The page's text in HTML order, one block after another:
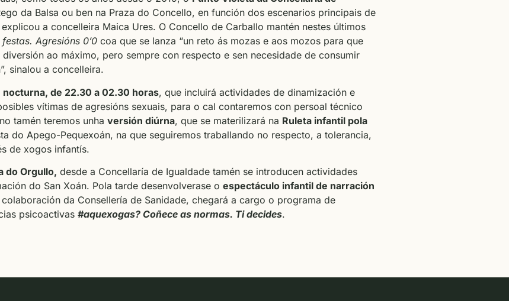
da Balsa ou ben na Praza do Concello, en función dos escenarios principais de
a concelleira Maica Ures. O Concello de Carballo mantén nestes últimos
Agresións 0’0 coa que se lanza “un reto ás mozas e aos mozos para que
ao máximo, pero sempre con respecto e sen necesidade de consumir
sinalou a concelleira.
de 22.30 a 02.30 horas, que incluirá actividades de dinamización e
vítimas de agresións sexuais, para o cal contaremos con persoal técnico
tamén teremos unha versión diúrna, que se materilizará na Ruleta infantil pola
do Apego-Pequexoán, na que seguiremos traballando no respecto, a tolerancia,
de xogos infantís.
do Orgullo, desde a Concellaría de Igualdade tamén se introducen actividades
do San Xoán. Pola tarde desenvolverase o espectáculo infantil de narración
da Consellería de Sanidade, chegará a cargo o programa de
psicoactivas #aquexogas? Coñece as normas. Ti decides.